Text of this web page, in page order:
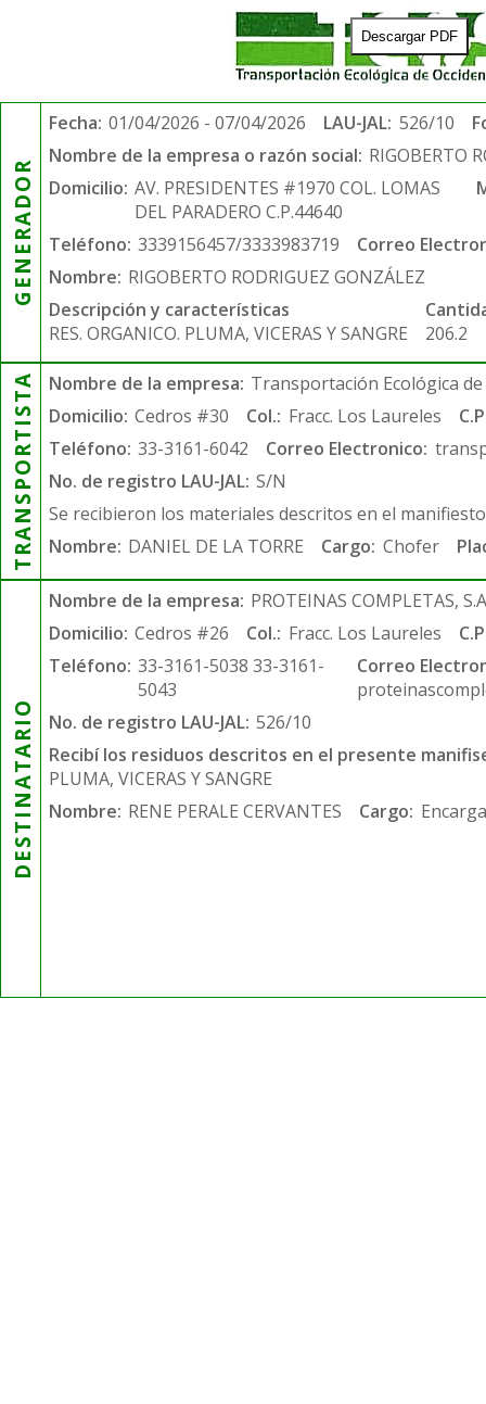
Descargar PDF
GENERADOR
Fecha: 01/04/2026 - 07/04/2026 LAU-JAL: 526/10
Nombre de la empresa o razón social: RIGOBERTO
Domicilio: AV. PRESIDENTES #1970 COL. LOMAS
DEL PARADERO C.P.44640
Teléfono: 3339156457/3333983719
Correo
Nombre: RIGOBERTO RODRIGUEZ GONZÁLEZ
Descripción y características
RES. ORGANICO. PLUMA, VICERAS Y SANGRE
206.2
TRANSPORTISTA Nombre de la empresa: Transportación Ecológica de
Domicilio: Cedros #30 Col.: Fracc. Los Laureles
Teléfono: 33-3161-6042 Correo Electronico:
No. de registro LAU-JAL: S/N
Se recibieron los materiales descritos en el
Nombre: DANIEL DE LA TORRE Cargo: Chofer
DESTINATARIO
Nombre de la empresa: PROTEINAS COMPLETAS,
Domicilio: Cedros #26 Col.: Fracc. Los Laureles
Teléfono: 33-3161-5038 33-3161-
5043
Correo
No. de registro LAU-JAL: 526/10
Recibí los residuos descritos en el presente
PLUMA, VICERAS Y SANGRE
Nombre: RENE PERALE CERVANTES Cargo: